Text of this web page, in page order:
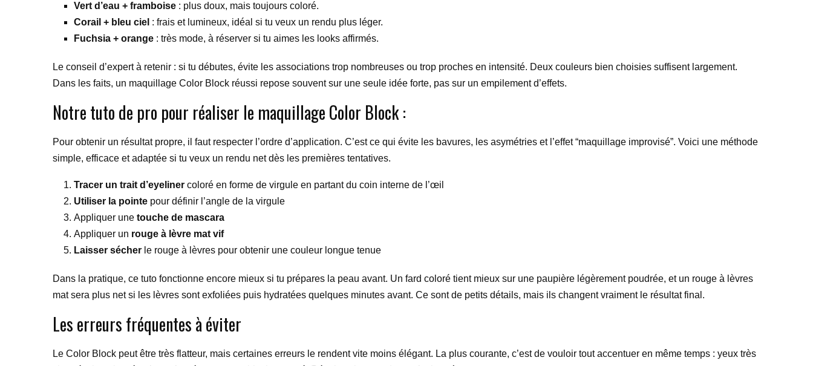
Vert d’eau + framboise : plus doux, mais toujours coloré.
Corail + bleu ciel : frais et lumineux, idéal si tu veux un rendu plus léger.
Fuchsia + orange : très mode, à réserver si tu aimes les looks affirmés.
Le conseil d’expert à retenir : si tu débutes, évite les associations trop nombreuses ou trop proches en intensité. Deux couleurs bien choisies suffisent largement.
Dans les faits, un maquillage Color Block réussi repose souvent sur une seule idée forte, pas sur un empilement d’effets.
Notre tuto de pro pour réaliser le maquillage Color Block :
Pour obtenir un résultat propre, il faut respecter l’ordre d’application. C’est ce qui évite les bavures, les asymétries et l’effet “maquillage improvisé”. Voici une méthode
simple, efficace et adaptée si tu veux un rendu net dès les premières tentatives.
Tracer un trait d’eyeliner coloré en forme de virgule en partant du coin interne de l’œil
Utiliser la pointe pour définir l’angle de la virgule
Appliquer une touche de mascara
Appliquer un rouge à lèvre mat vif
Laisser sécher le rouge à lèvres pour obtenir une couleur longue tenue
Dans la pratique, ce tuto fonctionne encore mieux si tu prépares la peau avant. Un fard coloré tient mieux sur une paupière légèrement poudrée, et un rouge à lèvres
mat sera plus net si les lèvres sont exfoliées puis hydratées quelques minutes avant. Ce sont de petits détails, mais ils changent vraiment le résultat final.
Les erreurs fréquentes à éviter
Le Color Block peut être très flatteur, mais certaines erreurs le rendent vite moins élégant. La plus courante, c’est de vouloir tout accentuer en même temps : yeux très